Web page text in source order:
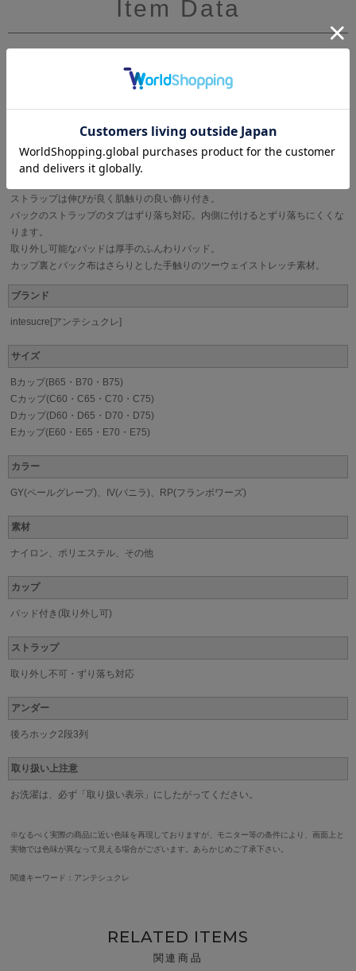
Item Data
め上げて重ねた、程よい甘さのふんわりとしたデザイン。
フロントには大人っぽいピンクゴールドのプレートにintesucre(アンテシュク
レ)のロゴを入れたオリジナルプレートで高級感をプラス。
ストラップは伸びが良く肌触りの良い飾り付き。
バックのストラップのタブはずり落ち対応。内側に付けるとずり落ちにくくな
ります。
取り外し可能なパッドは厚手のふんわりパッド。
カップ裏とバック布はさらりとした手触りのツーウェイストレッチ素材。
ブランド
intesucre[アンテシュクレ]
サイズ
Bカップ(B65・B70・B75)
Cカップ(C60・C65・C70・C75)
Dカップ(D60・D65・D70・D75)
Eカップ(E60・E65・E70・E75)
カラー
GY(ペールグレープ)、IV(バニラ)、RP(フランボワーズ)
素材
ナイロン、ポリエステル、その他
カップ
パッド付き(取り外し可)
ストラップ
取り外し不可・ずり落ち対応
アンダー
後ろホック2段3列
取り扱い上注意
お洗濯は、必ず「取り扱い表示」にしたがってください。
※なるべく実際の商品に近い色味を再現しておりますが、モニター等の条件により、画面上と
実物では色味が異なって見える場合がございます。あらかじめご了承下さい。
関連キーワード：アンテシュクレ
RELATED ITEMS
関連商品